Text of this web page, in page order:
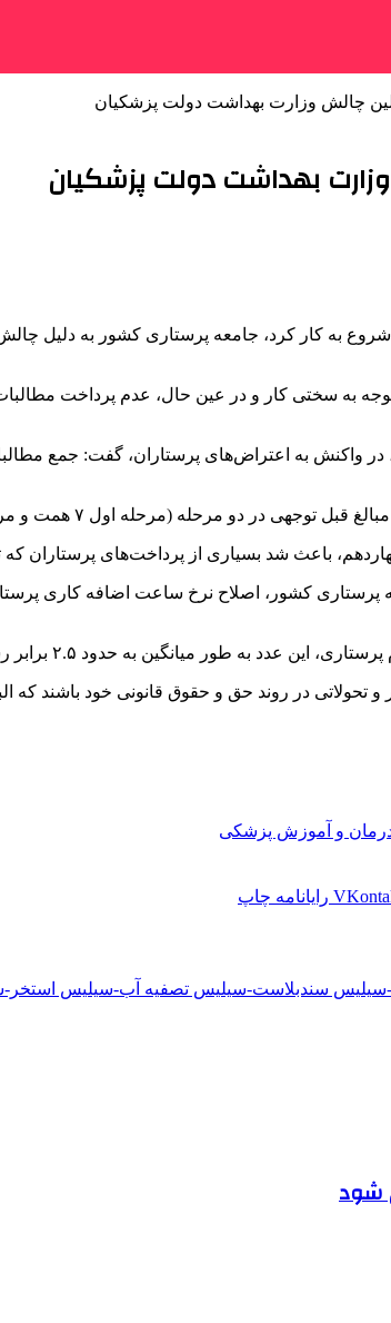
چالش وزارت بهداشت دولت پزشکیان
بهداشت دولت پزشکیان
به کار کرد، جامعه پرستاری کشور به دلیل
به سختی کار و در عین حال، عدم پرداخت
۷ همت و مرحله دوم ۲.۵ همت) برای مطالبات معوقه پرستاران پرداخت شد.
پرستاران که تا آن زمان حدود ۸ تا ۹ ماه عقب مانده و به تأخیر
کشور، اصلاح نرخ ساعت اضافه کاری
۲.۵ برابر رسید تا بتواند اندکی از مشکلات پرستاران را مرتفع کند.
تحولاتی در روند حق و حقوق قانونی خود باشند که
و آموزش پزشکی
رایانامه چاپ
سیلیس سندبلاست-سیلیس تصفیه آب-سیلیس
شود